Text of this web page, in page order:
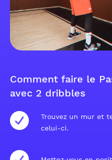
Comment faire le
avec 2 dribbles
Trouvez un mur et
celui-ci.